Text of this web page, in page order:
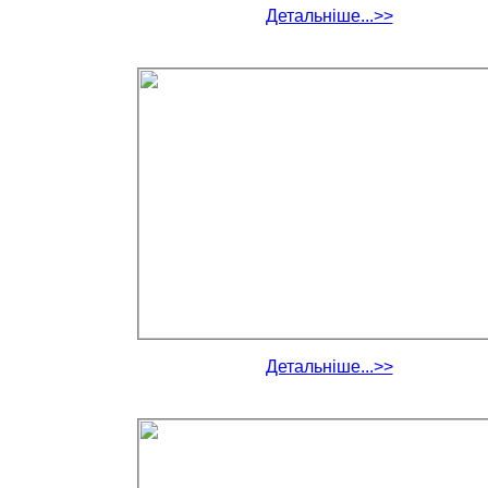
Детальніше...>>
Детальніше...>>